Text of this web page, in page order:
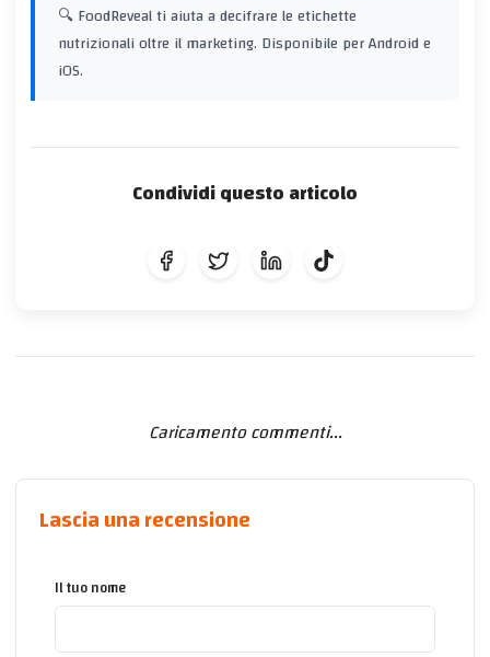
🔍 FoodReveal ti aiuta a decifrare le etichette
nutrizionali oltre il marketing. Disponibile per Android e
iOS.
Condividi questo articolo
Caricamento commenti...
Lascia una recensione
Il tuo nome